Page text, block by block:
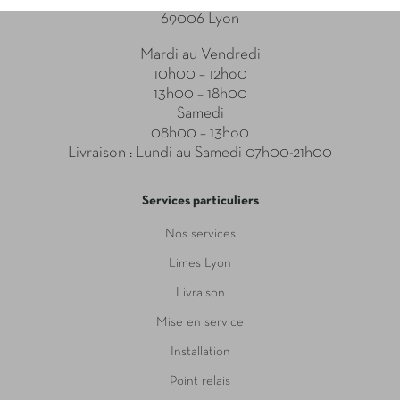
69006 Lyon
Mardi au Vendredi
10h00 – 12ho0
13h00 – 18h00
Samedi
08h00 – 13ho0
Livraison : Lundi au Samedi 07h00-21h00
Services particuliers
Nos services
Limes Lyon
Livraison
Mise en service
Installation
Point relais